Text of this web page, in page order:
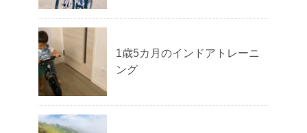
1歳5カ月のインドアトレーニ
ング